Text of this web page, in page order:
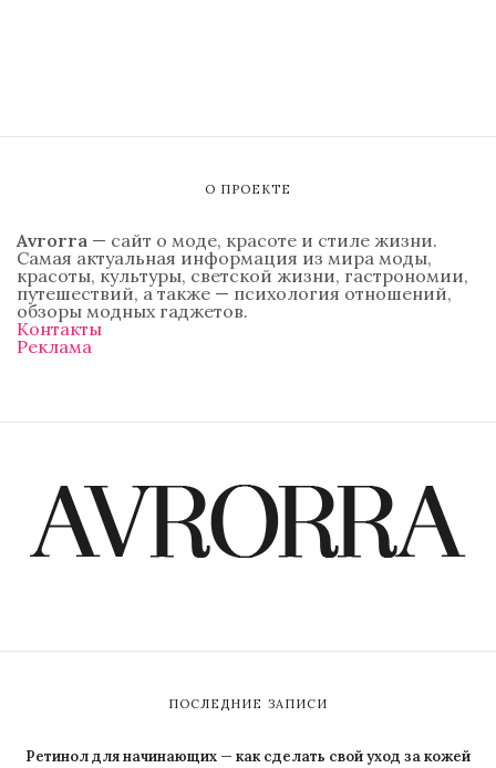
О ПРОЕКТЕ
Avrorra — сайт о моде, красоте и стиле жизни.
Самая актуальная информация из мира моды,
красоты, культуры, светской жизни, гастрономии,
путешествий, а также — психология отношений,
обзоры модных гаджетов.
Контакты
Реклама
ПОСЛЕДНИЕ ЗАПИСИ
Ретинол для начинающих — как сделать свой уход за кожей